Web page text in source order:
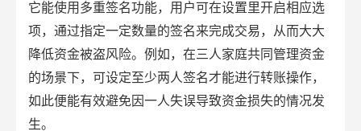
它能使用多重签名功能，用户可在设置里开启相应选
项，通过指定一定数量的签名来完成交易，从而大大
降低资金被盗风险。例如，在三人家庭共同管理资金
的场景下，可设定至少两人签名才能进行转账操作，
如此便能有效避免因一人失误导致资金损失的情况发
生。